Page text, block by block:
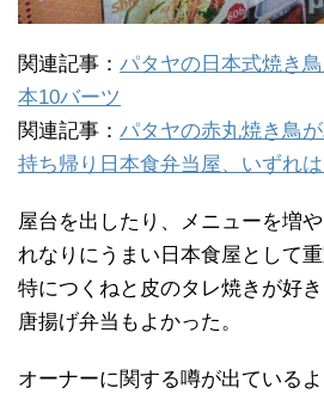
関連記事： パタヤの日本式焼き
本10バーツ
関連記事： パタヤの赤丸焼き鳥
持ち帰り日本食弁当屋、いずれは
屋台を出したり、メニューを増
れなりにうまい日本食屋として重
特につくねと皮のタレ焼きが好
唐揚げ弁当もよかった。
オーナーに関する噂が出ている